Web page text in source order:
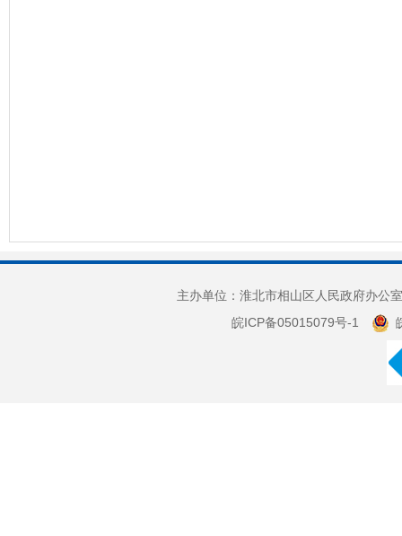
主办单位：淮北市相山区人民政府办
皖ICP备05015079号-1